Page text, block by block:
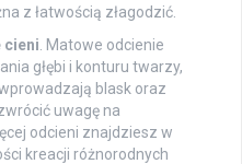
z łatwością złagodzić.
cieni . Matowe odcienie
głębi i konturu twarzy,
blask oraz
uwagę na
odcieni znajdziesz w
kreacji różnorodnych